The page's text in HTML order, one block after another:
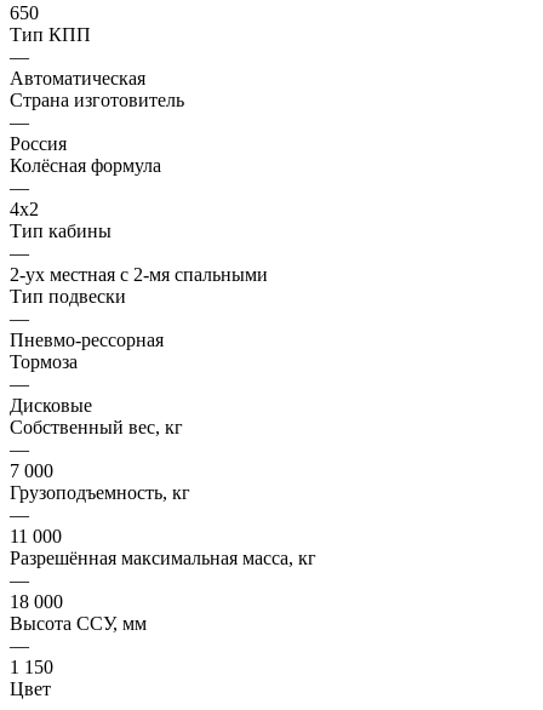
650
Тип КПП
—
Автоматическая
Страна изготовитель
—
Россия
Колёсная формула
—
4x2
Тип кабины
—
2-ух местная с 2-мя спальными
Тип подвески
—
Пневмо-рессорная
Тормоза
—
Дисковые
Собственный вес, кг
—
7 000
Грузоподъемность, кг
—
11 000
Разрешённая максимальная масса, кг
—
18 000
Высота ССУ, мм
—
1 150
Цвет